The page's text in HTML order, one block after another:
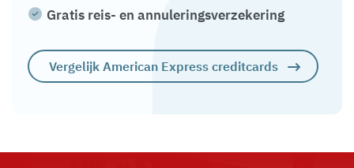
Gratis reis- en annuleringsverzekering
Vergelijk American Express creditcards